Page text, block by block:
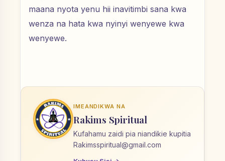
maana nyota yenu hii inavitimbi sana kwa
wenza na hata kwa nyinyi wenyewe kwa
wenyewe.
IMEANDIKWA NA
Rakims Spiritual
Kufahamu zaidi pia niandikie kupitia
Rakimsspiritual@gmail.com